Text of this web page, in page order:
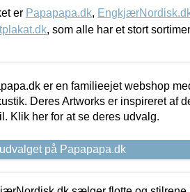
er Papapapa.dk,
, som alle har et stort
er en familieejet webshop
Deres Artworks er inspireret af
Klik her for at se deres udvalg.
på Papapapa.dk